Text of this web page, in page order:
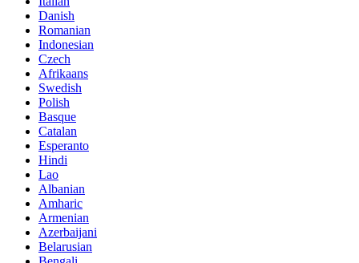
Danish
Romanian
Indonesian
Czech
Afrikaans
Swedish
Polish
Basque
Catalan
Esperanto
Hindi
Lao
Albanian
Amharic
Armenian
Azerbaijani
Belarusian